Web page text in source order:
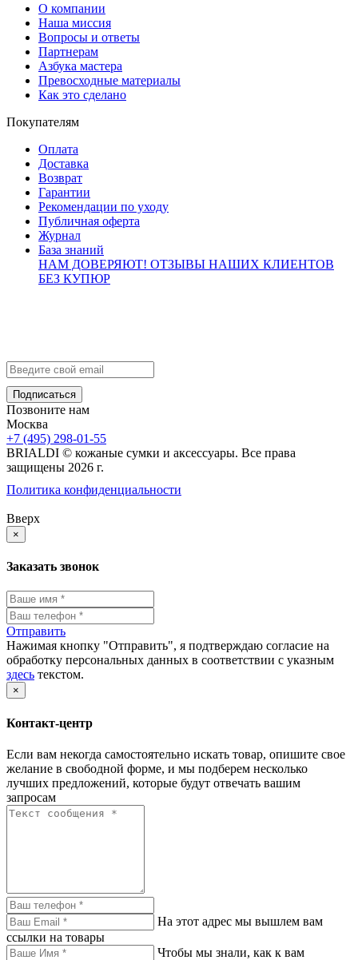
О компании
Наша миссия
Вопросы и ответы
Партнерам
Азбука мастера
Превосходные материалы
Как это сделано
Покупателям
Оплата
Доставка
Возврат
Гарантии
Рекомендации по уходу
Публичная оферта
Журнал
База знаний
НАМ ДОВЕРЯЮТ! ОТЗЫВЫ НАШИХ КЛИЕНТОВ
БЕЗ КУПЮР
Позвоните нам
Москва
+7 (495) 298-01-55
BRIALDI © кожаные сумки и аксессуары. Все права
защищены 2026 г.
Политика конфиденциальности
Вверх
×
Заказать звонок
Отправить
Нажимая кнопку "Отправить", я подтверждаю согласие на
обработку персональных данных в соответствии с указным
здесь текстом.
×
Контакт-центр
Если вам некогда самостоятельно искать товар, опишите свое
желание в свободной форме, и мы подберем несколько
лучших предложений, которые будут отвечать вашим
запросам
На этот адрес мы вышлем вам
ссылки на товары
Чтобы мы знали, как к вам